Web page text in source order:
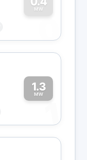
MW
0
1.3
MW
1